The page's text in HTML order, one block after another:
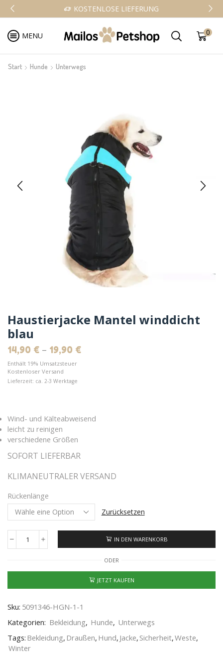
KOSTENLOSE LIEFERUNG
MENU 0
Start Hunde Unterwegs
Haustierjacke Mantel winddicht
blau
14,90 € – 19,90 €
Enthält 19% Umsatzsteuer
Kostenloser Versand
Lieferzeit: ca. 2-3 Werktage
Wind- und Kälteabweisend
leicht zu reinigen
verschiedene Größen
SOFORT LIEFERBAR
KLIMANEUTRALER VERSAND
Rückenlänge
Zurücksetzen
IN DEN WARENKORB
ODER
JETZT KAUFEN
Sku: 5091346-HGN-1-1
Kategorien: Bekleidung, Hunde, Unterwegs
Tags: Bekleidung, Draußen, Hund, Jacke, Sicherheit,Weste,
Winter